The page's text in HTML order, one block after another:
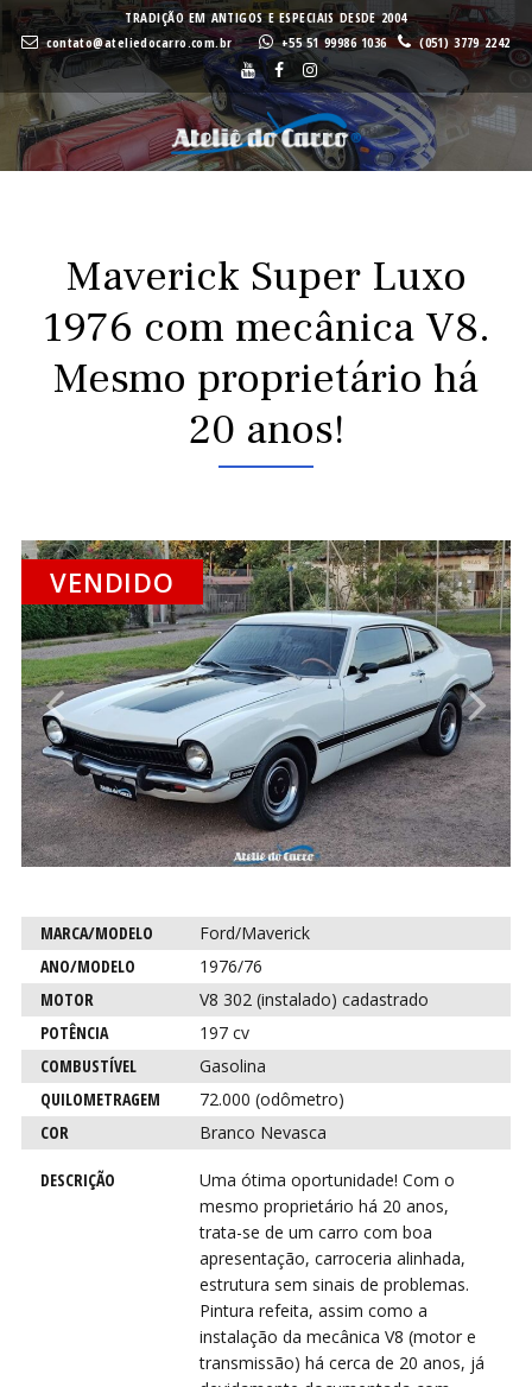
Buscar
TRADIÇÃO EM ANTIGOS E ESPECIAIS DESDE 2004
contato@ateliedocarro.com.br
+55 51 99986 1036 (051) 3779 2242
Maverick Super Luxo
1976 com mecânica V8.
Mesmo proprietário há
20 anos!
VENDIDO
Anterior
Característica
Descrição
para este
carro
MARCA/MODELO
Ford/Maverick
ANO/MODELO
1976/76
MOTOR
V8 302 (instalado) cadastrado
POTÊNCIA
197 cv
COMBUSTÍVEL
Gasolina
QUILOMETRAGEM
72.000 (odômetro)
COR
Branco Nevasca
DESCRIÇÃO
Uma ótima oportunidade! Com o
mesmo proprietário há 20 anos,
trata-se de um carro com boa
apresentação, carroceria alinhada,
estrutura sem sinais de problemas.
Pintura refeita, assim como a
instalação da mecânica V8 (motor e
transmissão) há cerca de 20 anos, já